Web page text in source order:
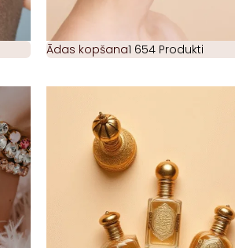
Ādas kopšana1 654 Produkti